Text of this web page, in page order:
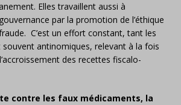
Elles travaillent aussi à
par la promotion de l’éthique
C’est un effort constant, tant les
antinomiques, relevant à la fois
des recettes fiscalo-
contre les faux médicaments, la